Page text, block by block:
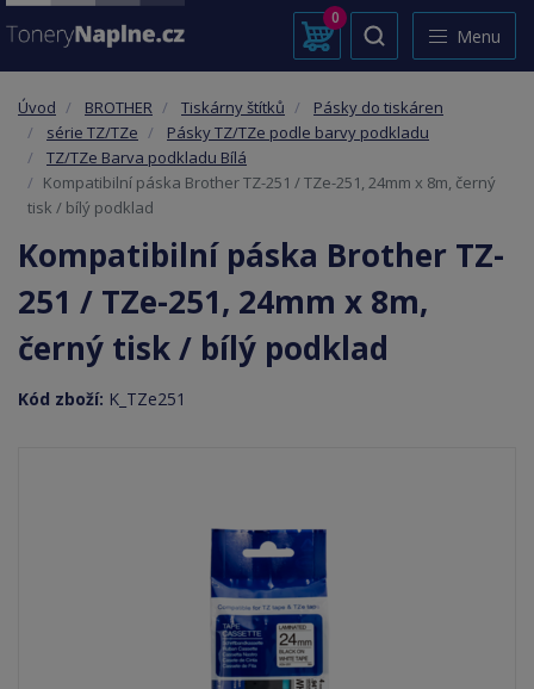
0
Menu
Úvod BROTHER Tiskárny štítků
Pásky do tiskáren
série TZ/TZe
Pásky TZ/TZe podle barvy podkladu
TZ/TZe Barva podkladu Bílá
Kompatibilní páska Brother TZ-251 / TZe-251, 24mm x 8m, černý
tisk / bílý podklad
Kompatibilní páska Brother TZ-
251 / TZe-251, 24mm x 8m,
černý tisk / bílý podklad
Kód zboží: K_TZe251